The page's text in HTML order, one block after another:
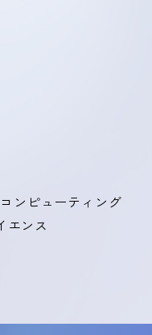
ンピューティング
エンス